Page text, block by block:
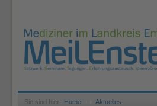
Sie sind hier: Home Aktuelles